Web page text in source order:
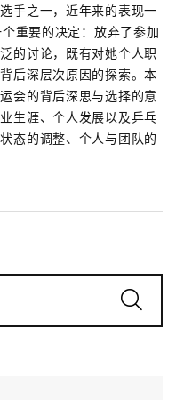
手之一，近年来的表现一
重要的决定：放弃了参加
的讨论，既有对她个人职
后深层次原因的探索。本
会的背后深思与选择的意
生涯、个人发展以及乒乓
态的调整、个人与团队的